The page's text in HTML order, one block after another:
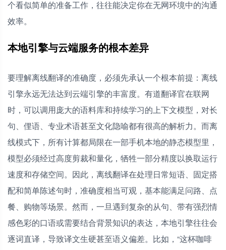
个看似简单的准备工作，往往能决定你在无网环境中的沟通
效率。
本地引擎与云端服务的根本差异
要理解离线翻译的准确度，必须先承认一个根本前提：离线
引擎永远无法达到云端引擎的丰富度。有道翻译官在联网
时，可以调用庞大的语料库和持续学习的上下文模型，对长
句、俚语、专业术语甚至文化隐喻都有很高的解析力。而离
线模式下，所有计算都局限在一部手机本地的静态模型里，
模型必须经过高度剪裁和量化，牺牲一部分精度以换取运行
速度和存储空间。因此，离线翻译在处理日常短语、固定搭
配和简单陈述句时，准确度相当可观，基本能满足问路、点
餐、购物等场景。然而，一旦遇到复杂的从句、带有强烈情
感色彩的口语或需要结合背景知识的表达，本地引擎往往会
逐词直译，导致译文生硬甚至语义偏差。比如，“这杯咖啡